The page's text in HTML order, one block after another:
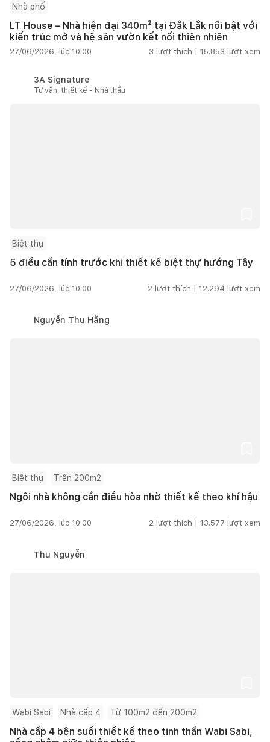
Nhà phố
LT House – Nhà hiện đại 340m² tại Đắk Lắk nổi bật với
kiến trúc mở và hệ sân vườn kết nối thiên nhiên
27/06/2026, lúc 10:00 3 lượt thích | 15.853 lượt xem
3A Signature
Tư vấn, thiết kế - Nhà thầu
Biệt thự
5 điều cần tính trước khi thiết kế biệt thự hướng Tây
27/06/2026, lúc 10:00 2 lượt thích | 12.294 lượt xem
Nguyễn Thu Hằng
Biệt thự Trên 200m2
Ngôi nhà không cần điều hòa nhờ thiết kế theo khí hậu
27/06/2026, lúc 10:00 2 lượt thích | 13.577 lượt xem
Thu Nguyễn
Wabi Sabi Nhà cấp 4 Từ 100m2 đến 200m2
Nhà cấp 4 bên suối thiết kế theo tinh thần Wabi Sabi,